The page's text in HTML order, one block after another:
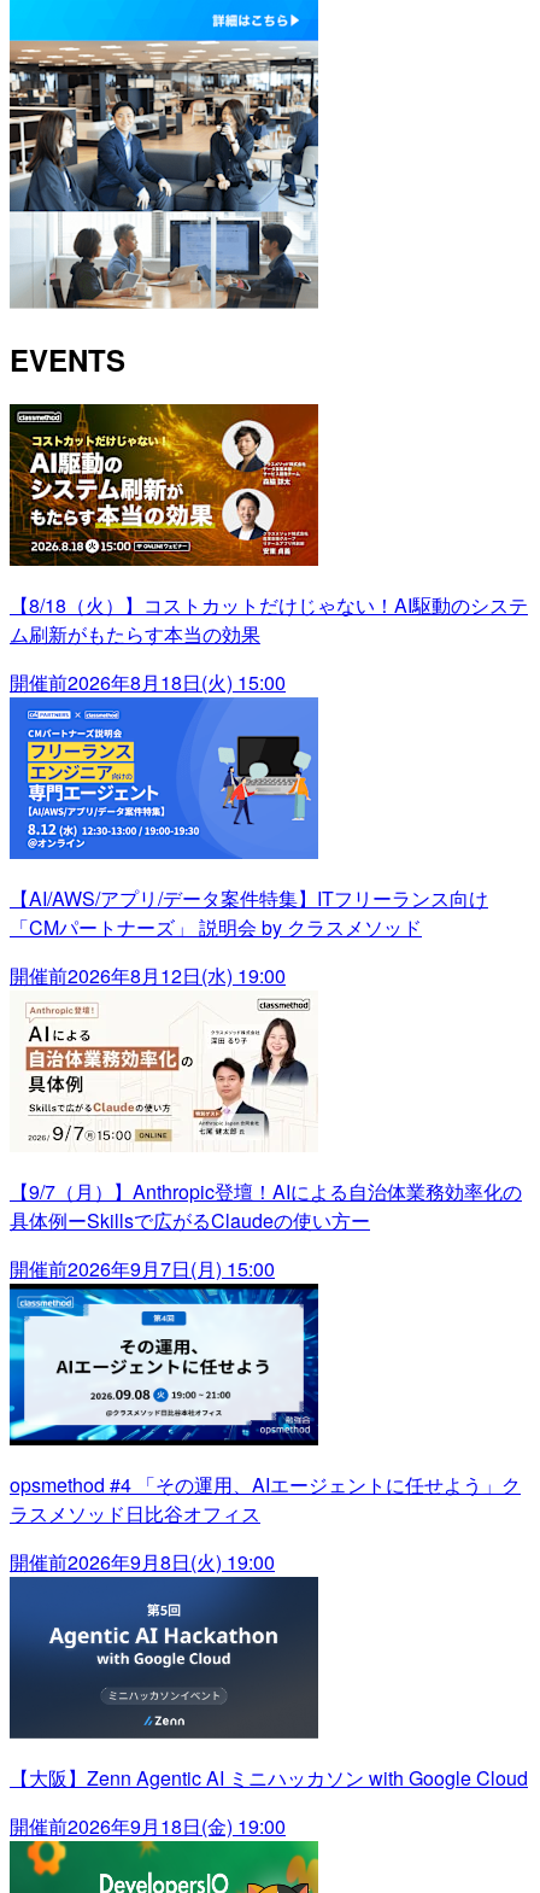
EVENTS
【8/18（火）】コストカットだけじゃない！AI駆動のシステ
ム刷新がもたらす本当の効果
開催前2026年8月18日(火) 15:00
【AI/AWS/アプリ/データ案件特集】ITフリーランス向け
「CMパートナーズ」 説明会 by クラスメソッド
開催前2026年8月12日(水) 19:00
【9/7（月）】Anthropic登壇！AIによる自治体業務効率化の
具体例ーSkillsで広がるClaudeの使い方ー
開催前2026年9月7日(月) 15:00
opsmethod #4 「その運用、AIエージェントに任せよう」ク
ラスメソッド日比谷オフィス
開催前2026年9月8日(火) 19:00
【大阪】Zenn Agentic AI ミニハッカソン with Google Cloud
開催前2026年9月18日(金) 19:00